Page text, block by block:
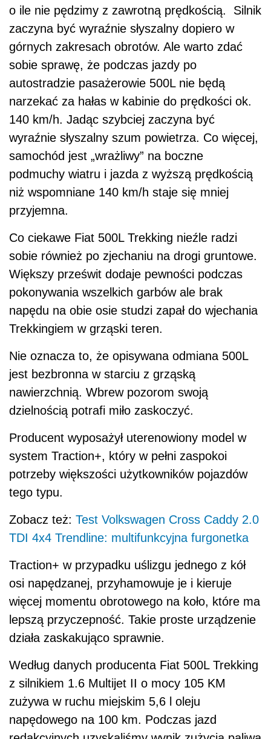
o ile nie pędzimy z zawrotną prędkością. Silnik
zaczyna być wyraźnie słyszalny dopiero w
górnych zakresach obrotów. Ale warto zdać
sobie sprawę, że podczas jazdy po
autostradzie pasażerowie 500L nie będą
narzekać za hałas w kabinie do prędkości ok.
140 km/h. Jadąc szybciej zaczyna być
wyraźnie słyszalny szum powietrza. Co więcej,
samochód jest „wrażliwy” na boczne
podmuchy wiatru i jazda z wyższą prędkością
niż wspomniane 140 km/h staje się mniej
przyjemna.
Co ciekawe Fiat 500L Trekking nieźle radzi
sobie również po zjechaniu na drogi gruntowe.
Większy prześwit dodaje pewności podczas
pokonywania wszelkich garbów ale brak
napędu na obie osie studzi zapał do wjechania
Trekkingiem w grząski teren.
Nie oznacza to, że opisywana odmiana 500L
jest bezbronna w starciu z grząską
nawierzchnią. Wbrew pozorom swoją
dzielnością potrafi miło zaskoczyć.
Producent wyposażył uterenowiony model w
system Traction+, który w pełni zaspokoi
potrzeby większości użytkowników pojazdów
tego typu.
Zobacz też: Test Volkswagen Cross Caddy 2.0
TDI 4x4 Trendline: multifunkcyjna furgonetka
Traction+ w przypadku uślizgu jednego z kół
osi napędzanej, przyhamowuje je i kieruje
więcej momentu obrotowego na koło, które ma
lepszą przyczepność. Takie proste urządzenie
działa zaskakująco sprawnie.
Według danych producenta Fiat 500L Trekking
z silnikiem 1.6 Multijet II o mocy 105 KM
zużywa w ruchu miejskim 5,6 l oleju
napędowego na 100 km. Podczas jazd